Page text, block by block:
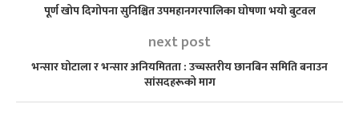
पूर्ण खोप दिगोपना सुनिश्चित उपमहानगरपालिका घोषणा भयो बुटवल
next post
भन्सार घोटाला र भन्सार अनियमितता : उच्चस्तरीय छानबिन समिति बनाउन
सांसदहरूको माग